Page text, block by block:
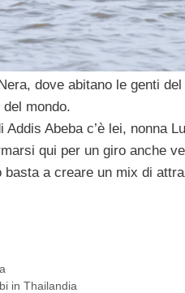
dove abitano le genti
mondo.
Addis Abeba c’è lei, nonna
qui per un giro anche
basta a creare un mix di
in Thailandia